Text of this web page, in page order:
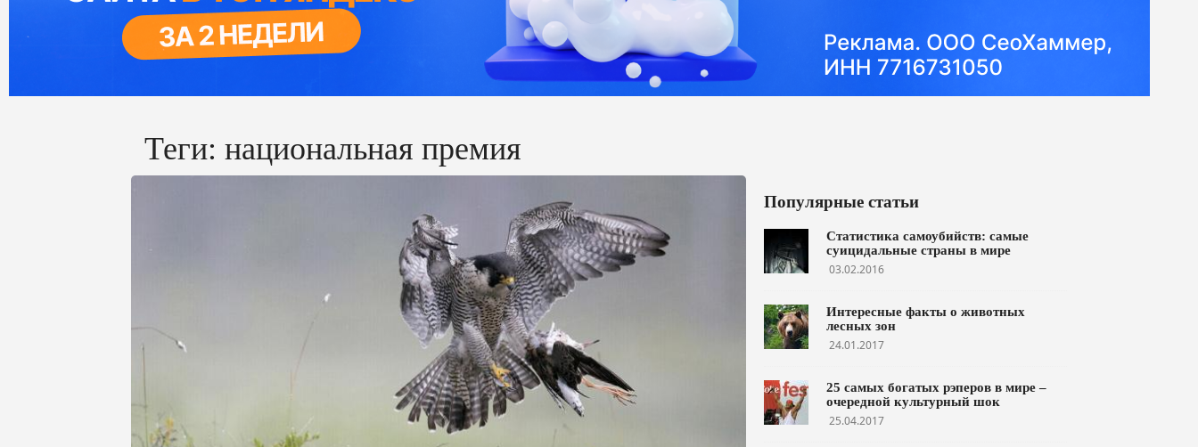
Теги: национальная премия
Популярные статьи
Статистика самоубийств: самые
суицидальные страны в мире
03.02.2016
Интересные факты о животных
лесных зон
24.01.2017
25 самых богатых рэперов в мире –
очередной культурный шок
25.04.2017